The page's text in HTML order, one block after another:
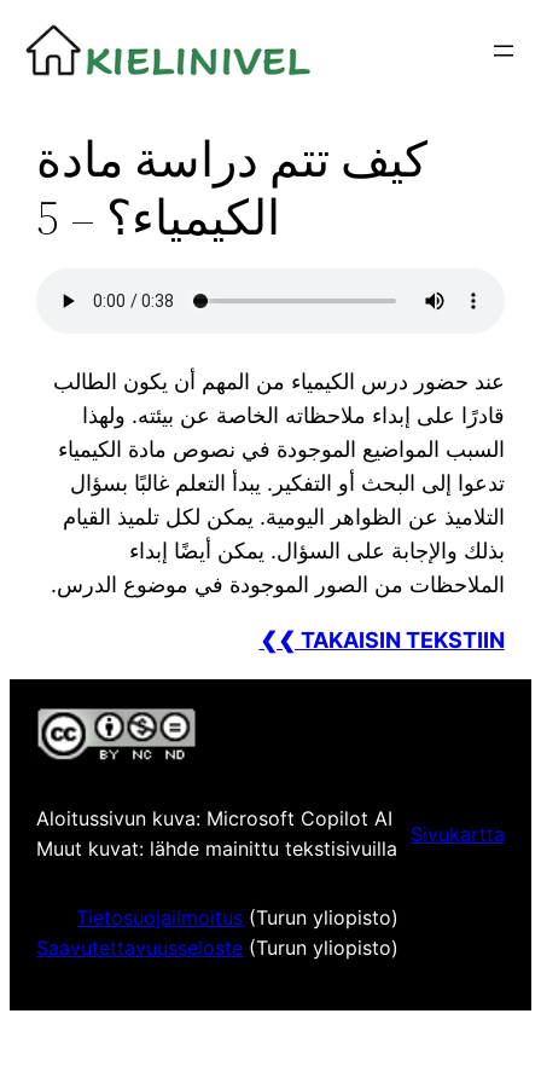
Siirry
sisältöön
كيف تتم دراسة مادة
الكيمياء؟ – 5
عند حضور درس الكيمياء من المهم أن يكون الطالب
قادرًا على إبداء ملاحظاته الخاصة عن بيئته. ولهذا
السبب المواضيع الموجودة في نصوص مادة الكيمياء
تدعوا إلى البحث أو التفكير. يبدأ التعلم غالبًا بسؤال
التلاميذ عن الظواهر اليومية. يمكن لكل تلميذ القيام
بذلك والإجابة على السؤال. يمكن أيضًا إبداء
الملاحظات من الصور الموجودة في موضوع الدرس.
❮❮ TAKAISIN TEKSTIIN
Aloitussivun kuva: Microsoft Copilot AI
Muut kuvat: lähde mainittu tekstisivuilla
Sivukartta
Tietosuojailmoitus (Turun yliopisto)
Saavutettavuusseloste (Turun yliopisto)